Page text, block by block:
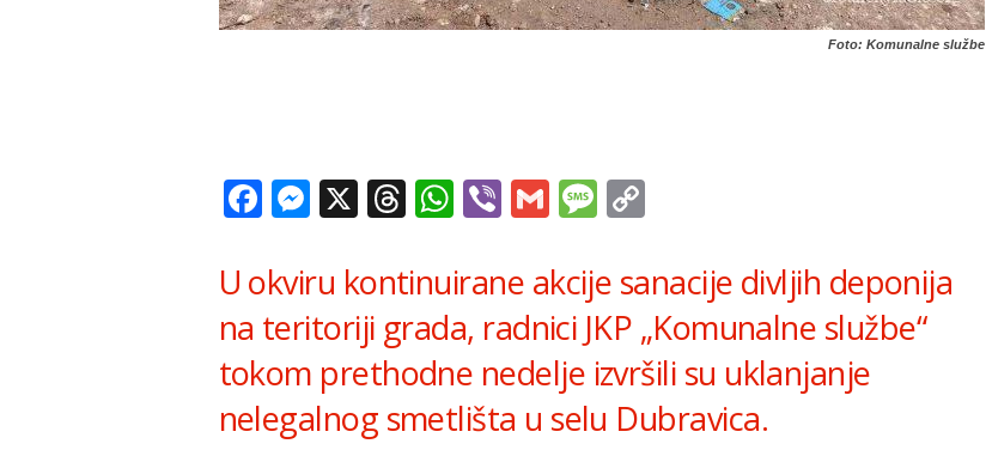
Foto: Komunalne službe
Facebook
Messenger
X Threads
WhatsApp
ViberGmailMessage
U okviru kontinuirane akcije sanacije divljih deponija
na teritoriji grada, radnici JKP „Komunalne službe“
tokom prethodne nedelje izvršili su uklanjanje
nelegalnog smetlišta u selu Dubravica.